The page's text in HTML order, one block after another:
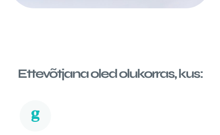
Ettevõtjana oled olukorras, kus: